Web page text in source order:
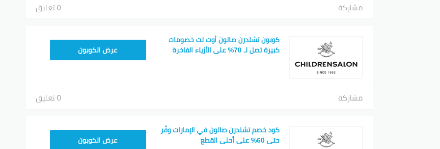
مشاركة 0 تعليق
كوبون تشلدرن صالون أوت لت خصومات
كبيرة تصل لـ 70% على الأزياء الفاخرة
CHILD50عرض الكوبون
مشاركة 0 تعليق
كود خصم تشلدرن صالون في الإمارات وفّر
حتى 60% على أحلى القطع
CHILD40عرض الكوبون